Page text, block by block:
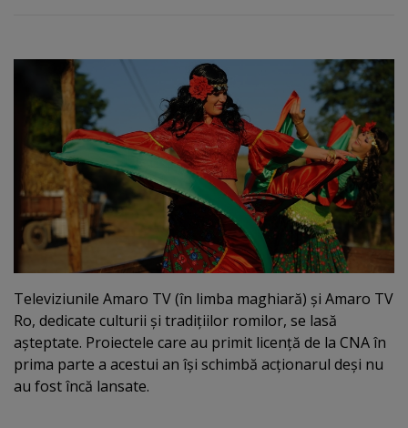
Televiziunile Amaro TV (în limba maghiară) şi Amaro TV
Ro, dedicate culturii şi tradiţiilor romilor, se lasă
aşteptate. Proiectele care au primit licenţă de la CNA în
prima parte a acestui an îşi schimbă acţionarul deşi nu
au fost încă lansate.